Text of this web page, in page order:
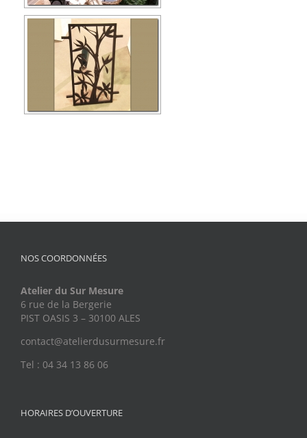
NOS COORDONNÉES
Atelier du Sur Mesure
6 rue de la Bergerie
PIST OASIS 3 – 30100 ALES
contact@atelierdusurmesure.fr
Tel : 04 34 13 86 06
HORAIRES D’OUVERTURE